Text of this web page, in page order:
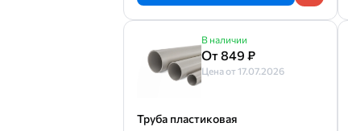
В наличии
От 849 ₽
Цена от 17.07.2026
Труба пластиковая